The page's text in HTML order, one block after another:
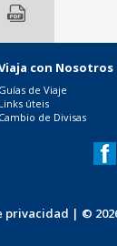
con Nosotros
Guías de Viaje
Links úteis
Cambio de Divisas
privacidad | ©